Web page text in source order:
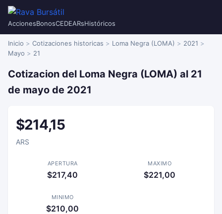
AccionesBonosCEDEARsHistóricos
Inicio Cotizaciones historicas Loma Negra (LOMA)
2021
Mayo
21
Cotizacion del Loma Negra (LOMA) al 21
de mayo de 2021
$214,15
ARS
APERTURA
$217,40
MAXIMO
$221,00
MINIMO
$210,00